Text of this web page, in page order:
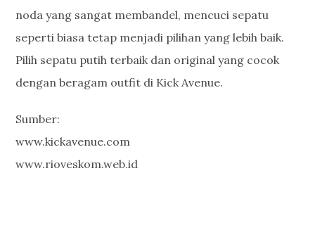
noda yang sangat membandel, mencuci sepatu
seperti biasa tetap menjadi pilihan yang lebih baik.
Pilih sepatu putih terbaik dan original yang cocok
dengan beragam outfit di Kick Avenue.
Sumber:
www.kickavenue.com
www.rioveskom.web.id